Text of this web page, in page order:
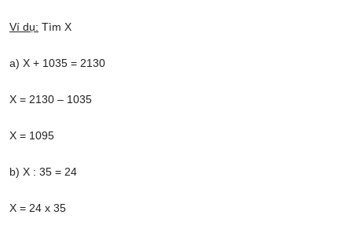
Ví dụ: Tìm X
a) X + 1035 = 2130
X = 2130 – 1035
X = 1095
b) X : 35 = 24
X = 24 x 35